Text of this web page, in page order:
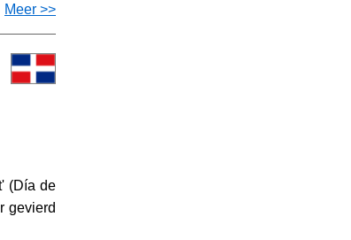
Meer >>
(Día de
gevierd